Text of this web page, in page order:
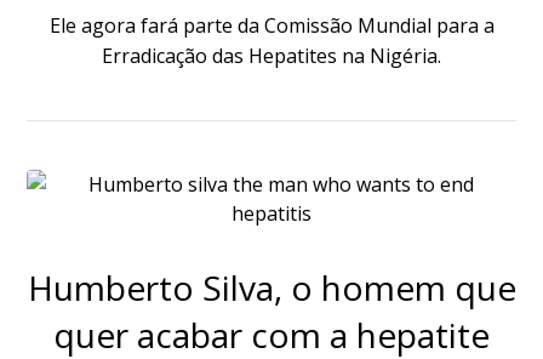
Ele agora fará parte da Comissão Mundial para a
Erradicação das Hepatites na Nigéria.
Humberto Silva, o homem que
quer acabar com a hepatite